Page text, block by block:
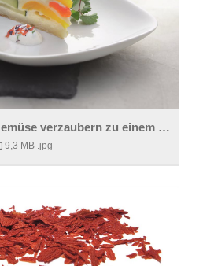
Bunte Abwechslung - Gemüse verzaubern zu einem Hingucker
9,3 MB .jpg